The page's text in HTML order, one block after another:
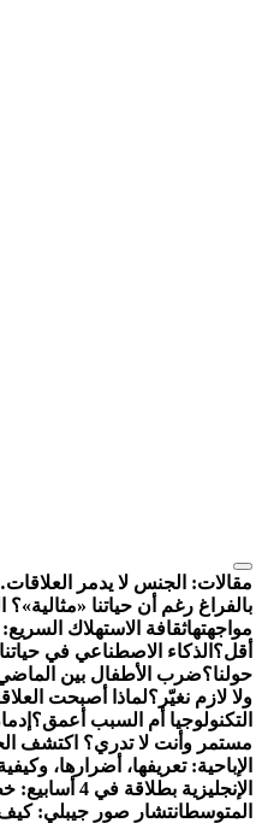
التجاوز
إلى
المحتوى
مقالات: الجنس لا يدمر
بالفراغ رغم أن حياتنا
مواجهتهاثقافة الاستهلاك
أقل؟ الذكاء الاصطناعي في
حولنا؟ضرب الأطفال بين
ولا لازم نغيّر؟لماذا أصبحت
التكنولوجيا أم السبب أعمق؟
مستمر وأنت لا تدري؟ اكتشف
الإباحية: تعريفها، أضرارها،
الإنجليزية
المتوسطانتشار صور جيبلي: